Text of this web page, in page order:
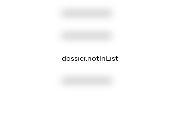
dossier.notInList